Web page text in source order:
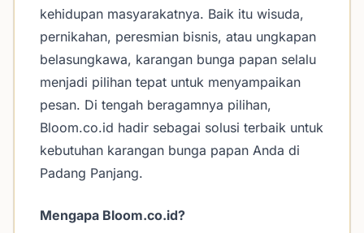
kehidupan masyarakatnya. Baik itu wisuda,
pernikahan, peresmian bisnis, atau ungkapan
belasungkawa, karangan bunga papan selalu
menjadi pilihan tepat untuk menyampaikan
pesan. Di tengah beragamnya pilihan,
Bloom.co.id hadir sebagai solusi terbaik untuk
kebutuhan karangan bunga papan Anda di
Padang Panjang.
Mengapa Bloom.co.id?